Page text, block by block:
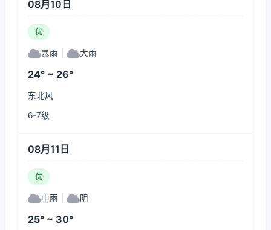
08月10日
优
暴雨 大雨
24° ~ 26°
东北风
6-7级
08月11日
优
中雨 阴
25° ~ 30°